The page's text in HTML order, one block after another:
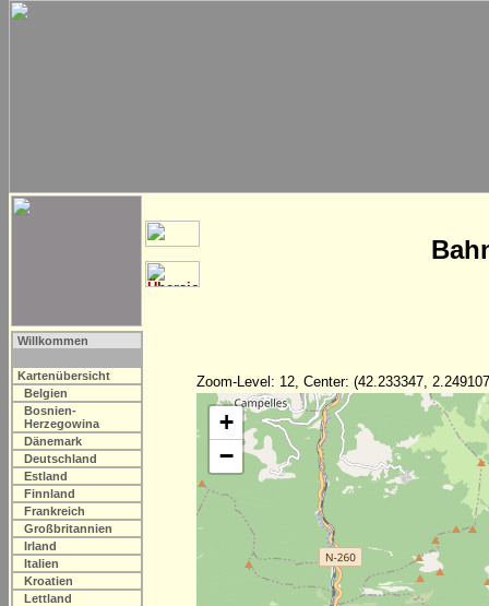
Willkommen
Kartenübersicht
Belgien
Bosnien-
Herzegowina
Dänemark
Deutschland
Estland
Finnland
Frankreich
Großbritannien
Irland
Italien
Kroatien
Lettland
Zoom-Level: 12, Center: (42.233347,
+
−